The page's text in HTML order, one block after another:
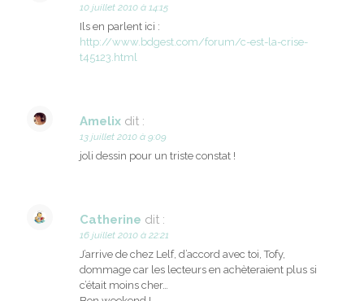
10 juillet 2010 à 14:15
Ils en parlent ici :
http://www.bdgest.com/forum/c-est-la-crise-
t45123.html
Amelix dit :
13 juillet 2010 à 9:09
joli dessin pour un triste constat !
Catherine dit :
16 juillet 2010 à 22:21
J’arrive de chez Lelf, d’accord avec toi, Tofy,
dommage car les lecteurs en achèteraient plus si
c’était moins cher…